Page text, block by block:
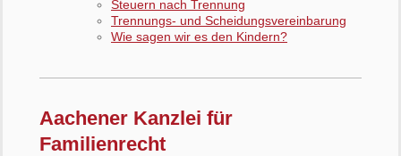
Steuern nach Trennung
Trennungs- und Scheidungsvereinbarung
Wie sagen wir es den Kindern?
Aachener Kanzlei für
Familienrecht